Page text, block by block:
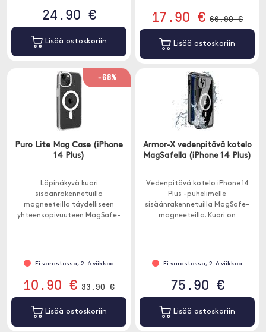
24.90 €
Lisää ostoskoriin
17.90 € 66.90 €
Lisää ostoskoriin
-68%
Puro Lite Mag Case (iPhone
14 Plus)
Läpinäkyvä kuori
sisäänrakennetuilla
magneeteilla täydelliseen
yhteensopivuuteen MagSafe-
Ei varastossa, 2-6 viikkoa
10.90 € 33.90 €
Lisää ostoskoriin
Armor-X vedenpitävä kotelo
MagSafella (iPhone 14 Plus)
Vedenpitävä kotelo iPhone 14
Plus -puhelimelle
sisäänrakennetuilla MagSafe-
magneeteilla. Kuori on
kattavaa suojaa varten.
Ei varastossa, 2-6 viikkoa
75.90 €
Lisää ostoskoriin